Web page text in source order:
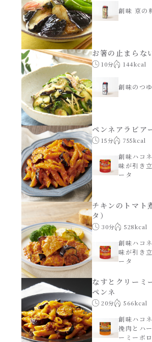
年末年始
その他
創味 京の
お箸の止まらな
10分 144kcal
創味のつゆ
ペンネアラビア
15分 755kcal
創味ハコ
味が引き
ータ
チキンのトマト
タ）
30分 528kcal
創味ハコ
味が引き
ータ
なすとクリーミ
ペンネ
20分 566kcal
創味ハコ
挽肉とハ
ーミーボ